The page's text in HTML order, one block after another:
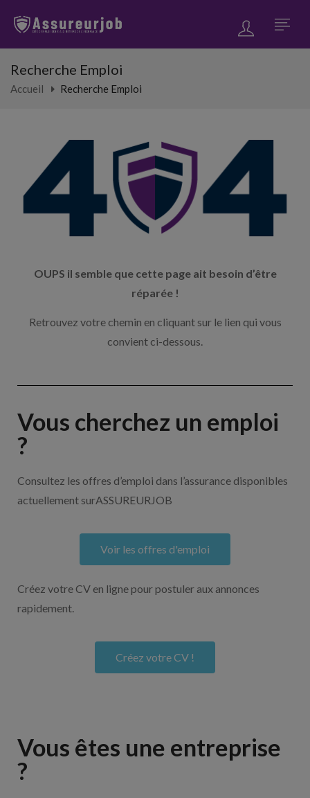
Recherche Emploi
Accueil Recherche Emploi
OUPS il semble que cette page ait besoin d’être
réparée !
Retrouvez votre chemin en cliquant sur le lien qui vous
convient ci-dessous.
Vous cherchez un emploi
?
Consultez les offres d’emploi dans l’assurance disponibles
actuellement surASSUREURJOB
Voir les offres d'emploi
Créez votre CV en ligne pour postuler aux annonces
rapidement.
Créez votre CV !
Vous êtes une entreprise
?